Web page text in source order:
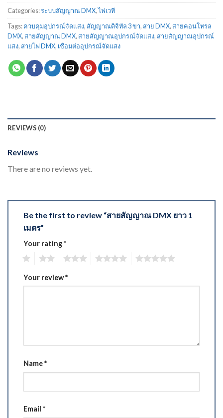
Categories:ระบบสัญญาณ DMX,ไฟเวที
Tags:ควบคุมอุปกรณ์จัดแสง,สัญญาณดิจิทัล 3 ขา,สาย DMX,สายคอนโทรล
DMX,สายสัญญาณ DMX,สายสัญญาณอุปกรณ์จัดแสง,สายสัญญาณอุปกรณ์
แสง,สายไฟ DMX, เชื่อมต่ออุปกรณ์จัดแสง
REVIEWS (0)
Reviews
There are no reviews yet.
Be the first to review “สายสัญญาณ DMX ยาว 1
เมตร”
Your rating*
Your review*
Name*
Email *